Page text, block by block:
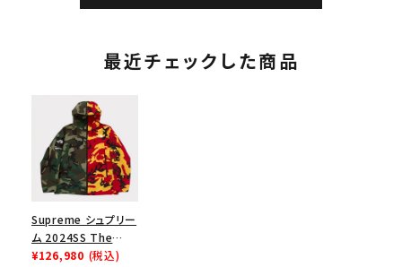
最近チェックした商品
Supreme シュプリー
ム 2024SS The
North Face Split
¥126,980 (税込)